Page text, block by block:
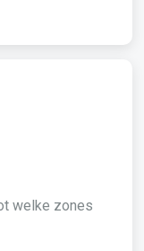
welke zones